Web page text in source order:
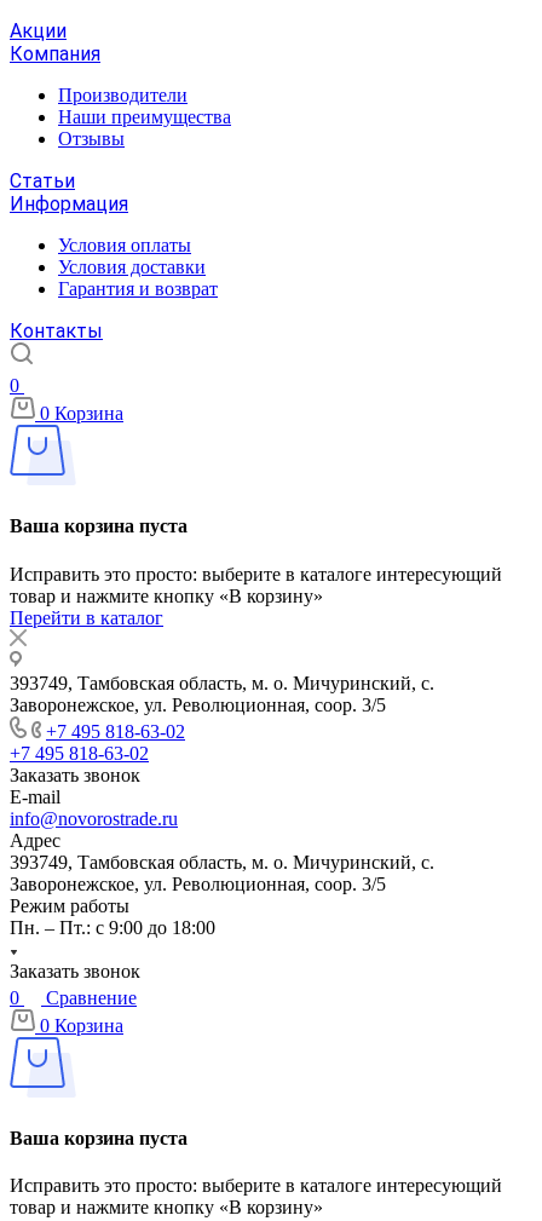
Акции
Компания
Производители
Наши преимущества
Отзывы
Статьи
Информация
Условия оплаты
Условия доставки
Гарантия и возврат
Контакты
0
0 Корзина
Ваша корзина пуста
Исправить это просто: выберите в каталоге интересующий
товар и нажмите кнопку «В корзину»
Перейти в каталог
393749, Тамбовская область, м. о. Мичуринский, с.
Заворонежское, ул. Революционная, соор. 3/5
+7 495 818-63-02
+7 495 818-63-02
Заказать звонок
E-mail
info@novorostrade.ru
Адрес
393749, Тамбовская область, м. о. Мичуринский, с.
Заворонежское, ул. Революционная, соор. 3/5
Режим работы
Пн. – Пт.: с 9:00 до 18:00
Заказать звонок
0
Сравнение
0 Корзина
Ваша корзина пуста
Исправить это просто: выберите в каталоге интересующий
товар и нажмите кнопку «В корзину»